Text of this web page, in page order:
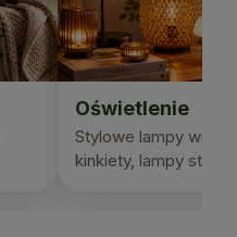
Oświetlenie
Stylowe lampy
kinkiety, lampy